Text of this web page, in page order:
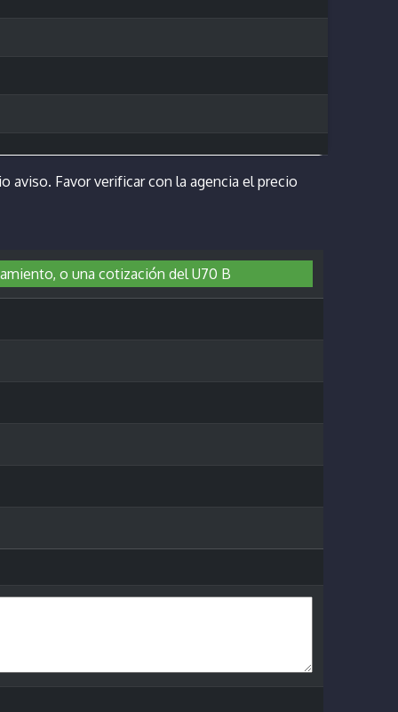
aviso. Favor verificar con la agencia el precio
o una cotización del U70 B